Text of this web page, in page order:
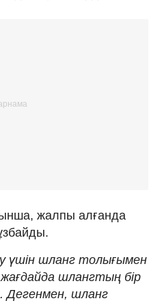
жалпы алғанда
үшін шланг толығымен
жағдайда шлангтың бір
Дегенмен, шланг